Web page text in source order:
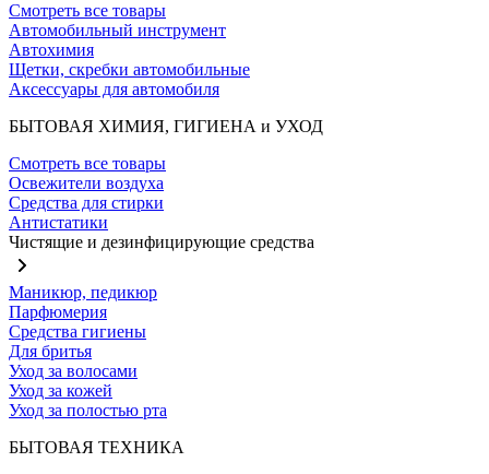
Смотреть все товары
Автомобильный инструмент
Автохимия
Щетки, скребки автомобильные
Аксессуары для автомобиля
БЫТОВАЯ ХИМИЯ, ГИГИЕНА и УХОД
Смотреть все товары
Освежители воздуха
Средства для стирки
Антистатики
Чистящие и дезинфицирующие средства
Маникюр, педикюр
Парфюмерия
Средства гигиены
Для бритья
Уход за волосами
Уход за кожей
Уход за полостью рта
БЫТОВАЯ ТЕХНИКА